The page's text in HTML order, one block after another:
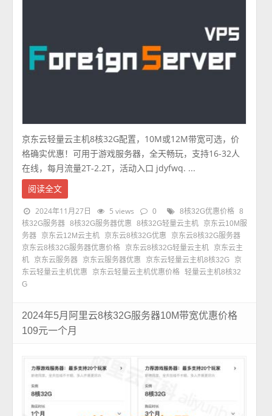
京东云轻量云主机8核32G配置，10M或12M带宽可选，价
格确实优惠！可用于游戏服务器，全天畅玩，支持16-32人
在线，每月流量2T-2.2T，活动入口 jdyfwq. ...
阅读全文
2024年11月27日 5 views 0 8核32G优惠价格
8
核32G服务器 8核32G服务器优惠 8核32G轻量云主机
京东云10M服
务器
京东云12M云主机 京东云8核32G优惠
京东云8核32G服务器
京东云8核32G服务器优惠价格
京东云8核32G轻量云主机
京东云主
机
京东云服务器 京东云服务器优惠 京东云轻量云主机8核32G
京
东云轻量云主机优惠
京东云轻量云主机优惠价格 轻量云主机8核32
G
2024年5月阿里云8核32G服务器10M带宽优惠价格
109元一个月